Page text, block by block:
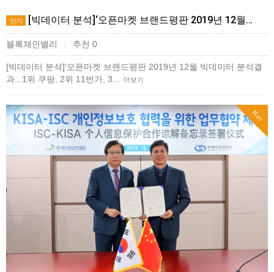
인기 [빅데이터 분석]‘오픈마켓 브랜드평판 2019년 12월…
블록체인밸리 | 추천 0
[빅데이터 분석]‘오픈마켓 브랜드평판 2019년 12월 빅데이터 분석결
과...1위 쿠팡, 2위 11번가, 3…
더보기
Hot